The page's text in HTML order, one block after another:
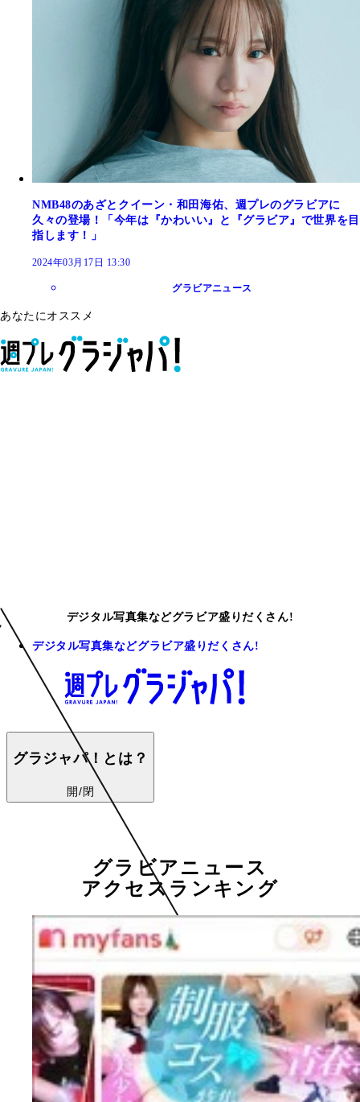
NMB48のあざとクイーン・和田海佑、週プレのグラビアに
久々の登場！「今年は『かわいい』と『グラビア』で世界を目
指します！」
2024年03月17日 13:30
グラビアニュース
あなたにオススメ
デジタル写真集などグラビア盛りだくさん!
デジタル写真集などグラビア盛りだくさん!
グラジャパ！とは？
開/閉
グラビアニュース
アクセスランキング